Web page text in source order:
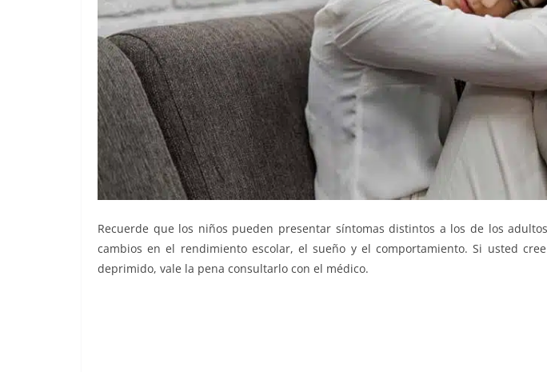
Recuerde que los niños pueden presentar síntomas distintos a los de los
cambios en el rendimiento escolar, el sueño y el comportamiento. Si usted
deprimido, vale la pena consultarlo con el médico.